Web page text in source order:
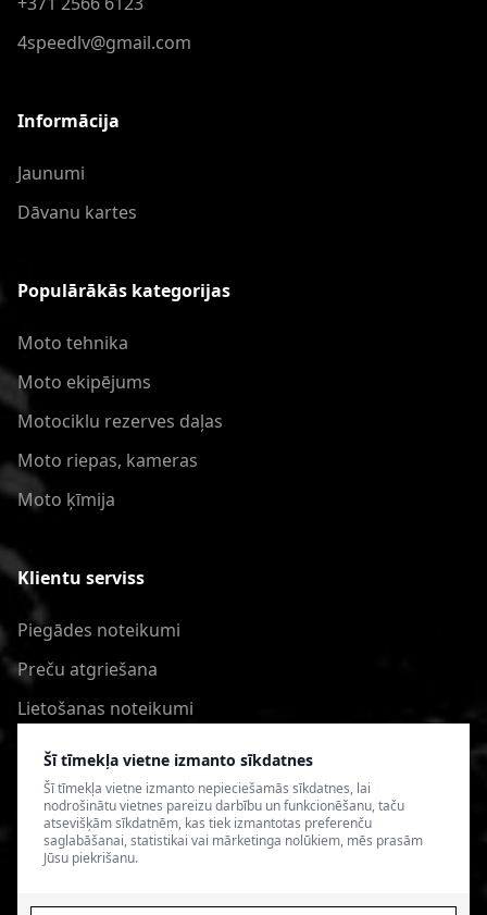
Šī tīmekļa vietne izmanto sīkdatnes
Šī tīmekļa vietne izmanto nepieciešamās sīkdatnes, lai
nodrošinātu vietnes pareizu darbību un funkcionēšanu, taču
atsevišķām sīkdatnēm, kas tiek izmantotas preferenču
saglabāšanai, statistikai vai mārketinga nolūkiem, mēs prasām
Jūsu piekrišanu.
4speedlv@gmail.com
Informācija
Jaunumi
Dāvanu kartes
Populārākās kategorijas
Moto tehnika
Moto ekipējums
Motociklu rezerves daļas
Moto riepas, kameras
Moto ķīmija
Klientu serviss
Piegādes noteikumi
Preču atgriešana
Lietošanas noteikumi
Privātuma politika